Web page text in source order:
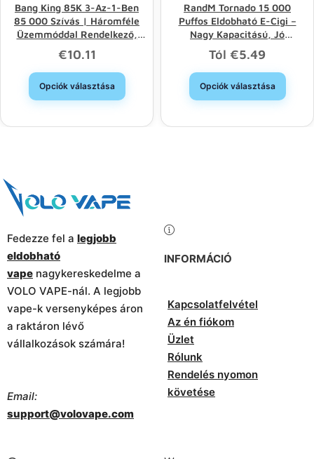
Bang King 85K 3-Az-1-Ben
85 000 Szívás | Háromféle
Üzemmóddal Rendelkező,
Hosszú Élettartamú
Eldobható E-Cigaretta
Nagykereskedelme
€10.11
Opciók választása
RandM Tornado 15 000
Puffos Eldobható E-Cigi –
Nagy Kapacitású, Jó
Választás, Nagykereskedelmi
Kedvezmény
Tól €5.49
Opciók választása
Fedezze fel a legjobb
eldobható
vape nagykereskedelme a
VOLO VAPE-nál. A legjobb
vape-k versenyképes áron
a raktáron lévő
vállalkozások számára!
Email:
support@volovape.com
INFORMÁCIÓ
Kapcsolatfelvétel
Az én fiókom
Üzlet
Rólunk
Rendelés nyomon
követése